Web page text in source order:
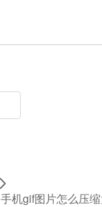
手机gif图片怎么压